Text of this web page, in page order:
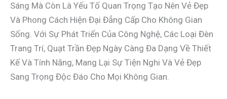
Sáng Mà Còn Là Yếu Tố Quan Trọng Tạo Nên Vẻ Đẹp
Và Phong Cách Hiện Đại Đẳng Cấp Cho Không Gian
Sống. Với Sự Phát Triển Của Công Nghệ, Các Loại Đèn
Trang Trí, Quạt Trần Đẹp Ngày Càng Đa Dạng Về Thiết
Kế Và Tính Năng, Mang Lại Sự Tiện Nghi Và Vẻ Đẹp
Sang Trọng Độc Đáo Cho Mọi Không Gian.